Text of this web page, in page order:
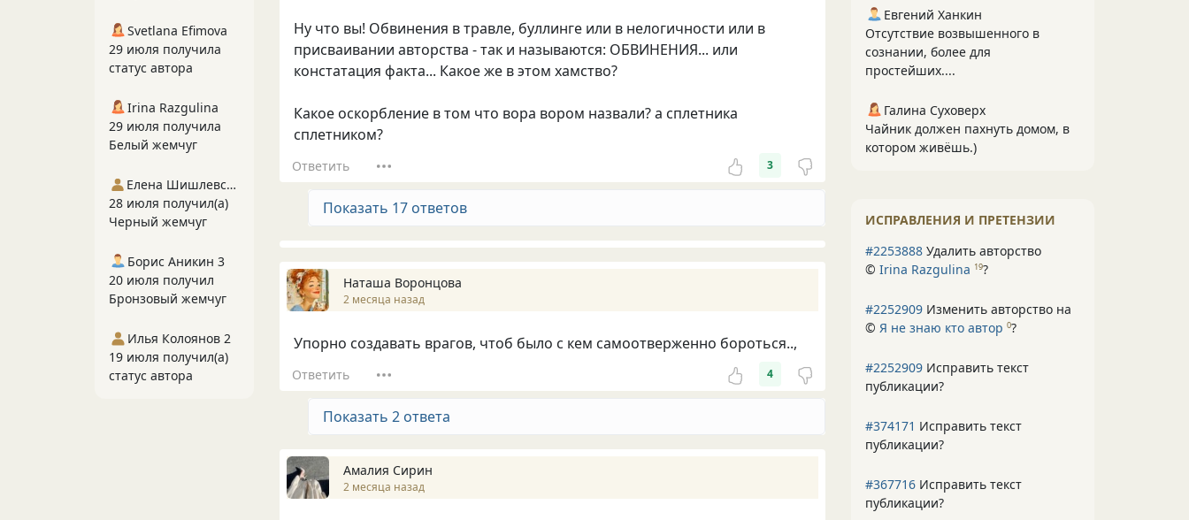
Ну что вы! Обвинения в травле, буллинге или в нелогичности или в
присваивании авторства - так и называются: ОБВИНЕНИЯ... или
констатация факта... Какое же в этом хамство?
Какое оскорбление в том что вора вором назвали? а сплетника
сплетником?
Ответить 3
Показать 17 ответов
Наташа Воронцова
2 месяца назад
Упорно создавать врагов, чтоб было с кем самоотверженно бороться..,
Ответить 4
Показать 2 ответа
Амалия Сирин
2 месяца назад
Евгений Ханкин
Отсутствие возвышенного в
сознании, более для
простейших....
Галина Суховерх
Чайник должен пахнуть домом, в
котором живёшь.)
ИСПРАВЛЕНИЯ И ПРЕТЕНЗИИ
#2253888 Удалить авторство
© Irina Razgulina 19?
#2252909 Изменить авторство на
© Я не знаю кто автор 0?
#2252909 Исправить текст
публикации?
#374171 Исправить текст
публикации?
#367716 Исправить текст
публикации?
Svetlana Efimova
29 июля получила
статус автора
Irina Razgulina
29 июля получила
Белый жемчуг
Елена Шишлевская
28 июля получил(а)
Черный жемчуг
Борис Аникин 3
20 июля получил
Бронзовый жемчуг
Илья Колоянов 2
19 июля получил(а)
статус автора